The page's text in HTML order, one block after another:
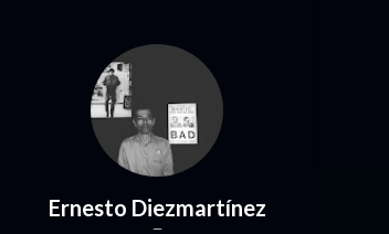
Ernesto Diezmartínez